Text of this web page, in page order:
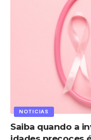
NOTICIAS
Saiba quando a